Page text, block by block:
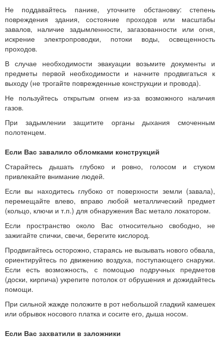
Не поддавайтесь панике, уточните обстановку: степень
повреждения здания, состояние проходов или масштабы
завалов, наличие задымленности, загазованности или огня,
искрение электропроводки, потоки воды, освещенность
проходов.
В случае необходимости эвакуации возьмите документы и
предметы первой необходимости и начните продвигаться к
выходу (не трогайте поврежденные конструкции и провода).
Не пользуйтесь открытым огнем из-за возможного наличия
газов.
При задымлении защитите органы дыхания смоченным
полотенцем.
Если Вас завалило обломками конструкций
Старайтесь дышать глубоко и ровно, голосом и стуком
привлекайте внимание людей.
Если вы находитесь глубоко от поверхности земли (завала),
перемещайте влево, вправо любой металлический предмет
(кольцо, ключи и т.п.) для обнаружения Вас метало локатором.
Если пространство около Вас относительно свободно, не
зажигайте спички, свечи, берегите кислород.
Продвигайтесь осторожно, стараясь не вызывать нового обвала,
ориентируйтесь по движению воздуха, поступающего снаружи.
Если есть возможность, с помощью подручных предметов
(доски, кирпича) укрепите потолок от обрушения и дожидайтесь
помощи.
При сильной жажде положите в рот небольшой гладкий камешек
или обрывок носового платка и сосите его, дыша носом.
Если Вас захватили в заложники